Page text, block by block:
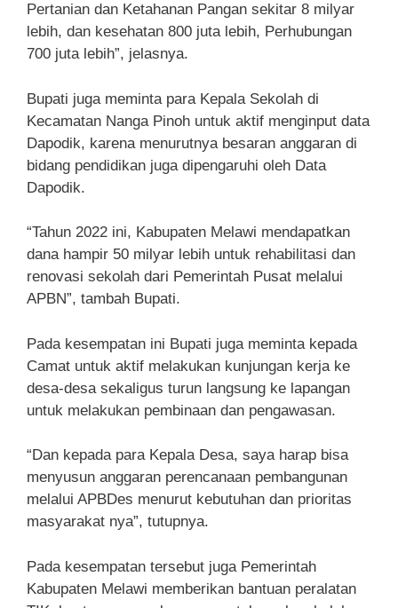
Pertanian dan Ketahanan Pangan sekitar 8 milyar
lebih, dan kesehatan 800 juta lebih, Perhubungan
700 juta lebih”, jelasnya.
Bupati juga meminta para Kepala Sekolah di
Kecamatan Nanga Pinoh untuk aktif menginput data
Dapodik, karena menurutnya besaran anggaran di
bidang pendidikan juga dipengaruhi oleh Data
Dapodik.
“Tahun 2022 ini, Kabupaten Melawi mendapatkan
dana hampir 50 milyar lebih untuk rehabilitasi dan
renovasi sekolah dari Pemerintah Pusat melalui
APBN”, tambah Bupati.
Pada kesempatan ini Bupati juga meminta kepada
Camat untuk aktif melakukan kunjungan kerja ke
desa-desa sekaligus turun langsung ke lapangan
untuk melakukan pembinaan dan pengawasan.
“Dan kepada para Kepala Desa, saya harap bisa
menyusun anggaran perencanaan pembangunan
melalui APBDes menurut kebutuhan dan prioritas
masyarakat nya”, tutupnya.
Pada kesempatan tersebut juga Pemerintah
Kabupaten Melawi memberikan bantuan peralatan